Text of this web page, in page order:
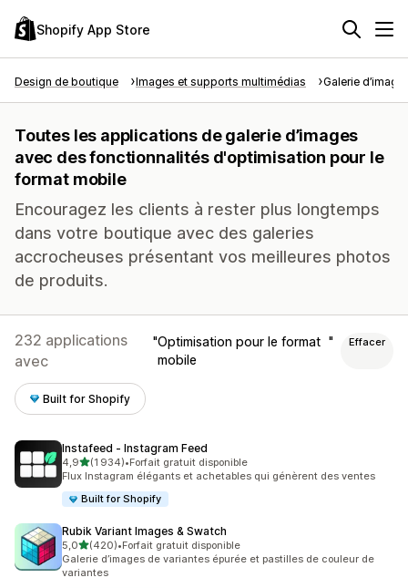
Shopify App Store
Design de boutique Images et supports multimédias Galerie
Toutes les applications de galerie d’images
avec des fonctionnalités d'optimisation pour le
format mobile
Encouragez les clients à rester plus longtemps
dans votre boutique avec des galeries
accrocheuses présentant vos meilleures photos
de produits.
232 applications
avec
Optimisation pour le format
mobile
Effacer
Built for Shopify
Instafeed ‑ Instagram Feed
4,9étoile(s) sur 5
(1 934)
1934 avis au total
•Forfait gratuit disponible
Flux Instagram élégants et achetables qui génèrent des ventes
Built for Shopify
Rubik Variant Images & Swatch
5,0étoile(s) sur 5
(420)
420 avis au total
•Forfait gratuit disponible
Galerie d’images de variantes épurée et pastilles de couleur de
variantes